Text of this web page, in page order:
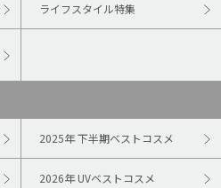
ライフスタイル特集
2025年 下半期ベストコスメ
2026年 UVベストコスメ